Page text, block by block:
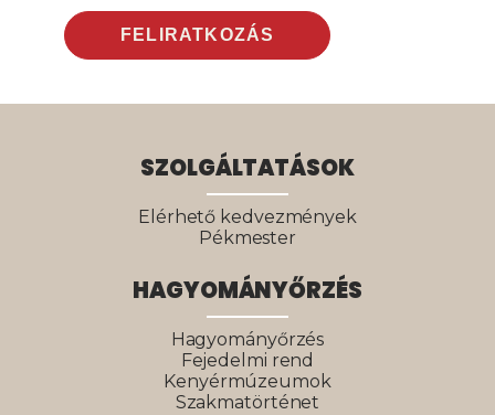
SZOLGÁLTATÁSOK
Elérhető kedvezmények
Pékmester
HAGYOMÁNYŐRZÉS
Hagyományőrzés
Fejedelmi rend
Kenyérmúzeumok
Szakmatörténet